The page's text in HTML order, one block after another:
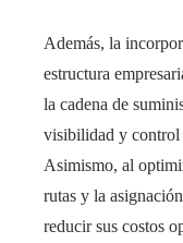
Además, la
estructura
la cadena de
visibilidad y control
Asimismo, al
rutas y la
reducir sus costos